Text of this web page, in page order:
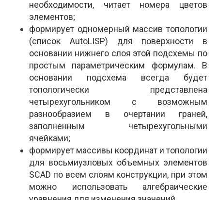
необходимости, читает номера цветов
элементов;
формирует одномерный массив топологии
(список AutoLISP) для поверхности в
основании нижнего слоя этой подсхемы по
простым параметрическим формулам. В
основании подсхема всегда будет
топологически представлена
четырехугольником с возможным
разнообразием в очертании граней,
заполненным четырехугольными
ячейками;
формирует массивы координат и топологии
для восьмиузловых объемных элементов
SCAD по всем слоям конструкции, при этом
можно использовать алгебраические